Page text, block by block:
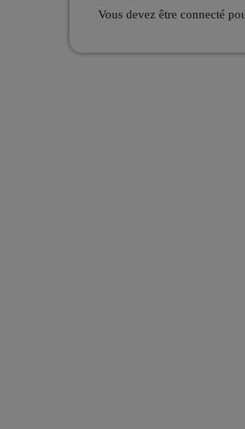
Vous devez être connecté